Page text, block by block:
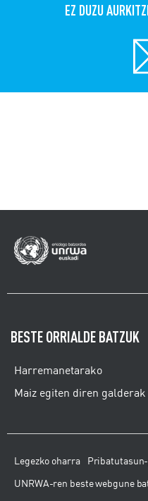
EZ DUZU
BESTE ORRIALDE BATZUK
Harremanetarako
Maiz egiten diren galderak
Legezko oharra
UNRWA-ren beste webgune